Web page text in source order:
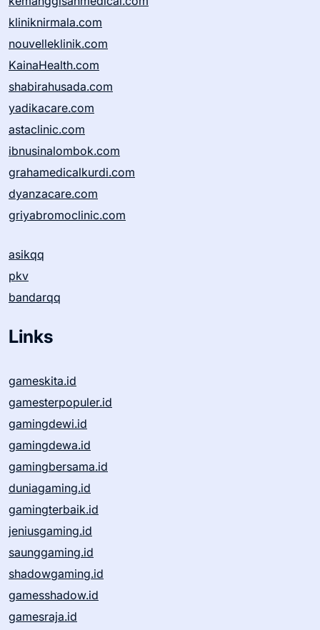
kliniknirmala.com
nouvelleklinik.com
KainaHealth.com
shabirahusada.com
yadikacare.com
astaclinic.com
ibnusinalombok.com
grahamedicalkurdi.com
dyanzacare.com
griyabromoclinic.com
asikqq
pkv
bandarqq
Links
gameskita.id
gamesterpopuler.id
gamingdewi.id
gamingdewa.id
gamingbersama.id
duniagaming.id
gamingterbaik.id
jeniusgaming.id
saunggaming.id
shadowgaming.id
gamesshadow.id
gamesraja.id